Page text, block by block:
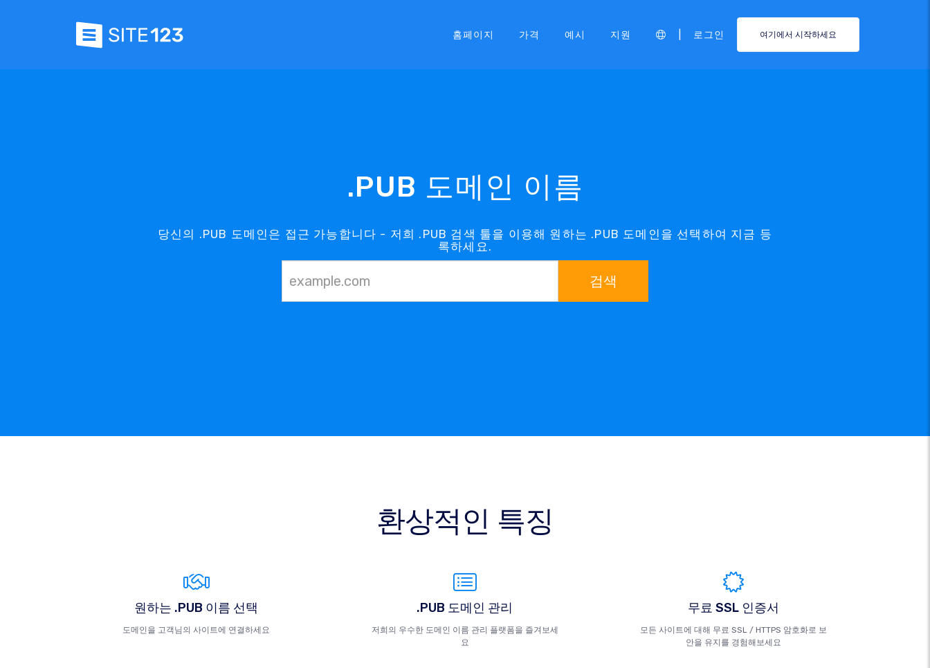
홈페이지 가격 예시 지원 로그인 여기에서 시작하세요
.PUB 도메인 이름
당신의 .PUB 도메인은 접근 가능합니다 - 저희 .PUB 검색 툴을 이용해 원하는 .PUB 도메인을 선택하여 지금 등
록하세요.
검색
환상적인 특징
원하는 .PUB 이름 선택
도메인을 고객님의 사이트에 연결하세요
.PUB 도메인 관리
저희의 우수한 도메인 이름 관리 플랫폼을 즐겨보세
요
무료 SSL 인증서
모든 사이트에 대해 무료 SSL / HTTPS 암호화로 보
안을 유지를 경험해보세요